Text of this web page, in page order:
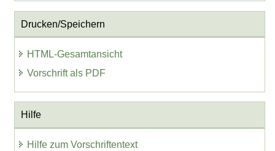
Drucken/Speichern
HTML-Gesamtansicht
Vorschrift als PDF
Hilfe
Hilfe zum Vorschriftentext